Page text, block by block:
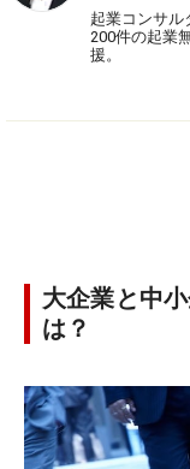
起業コンサル
200件の起業
援。
大企業と中
は？